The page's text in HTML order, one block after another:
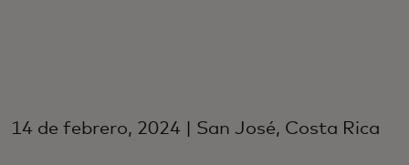
14 de febrero, 2024 | San José, Costa Rica